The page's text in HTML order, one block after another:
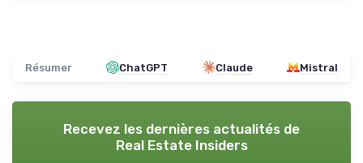
Résumer ChatGPT Claude Mistral
Recevez les dernières actualités de
Real Estate Insiders